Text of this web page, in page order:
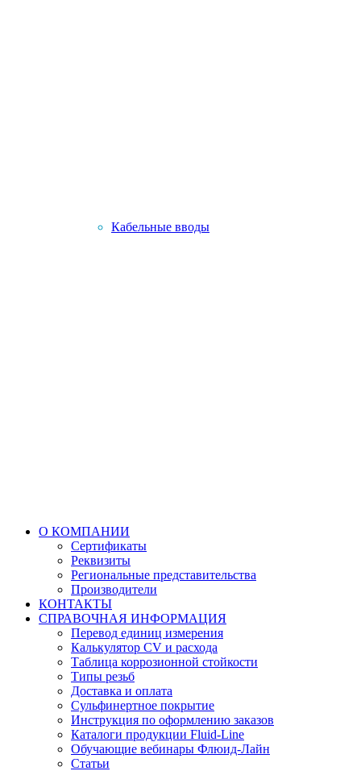
Кабельные вводы
О КОМПАНИИ
Сертификаты
Реквизиты
Региональные представительства
Производители
КОНТАКТЫ
СПРАВОЧНАЯ ИНФОРМАЦИЯ
Перевод единиц измерения
Калькулятор CV и расхода
Таблица коррозионной стойкости
Типы резьб
Доставка и оплата
Сульфинертное покрытие
Инструкция по оформлению заказов
Каталоги продукции Fluid-Line
Обучающие вебинары Флюид-Лайн
Статьи